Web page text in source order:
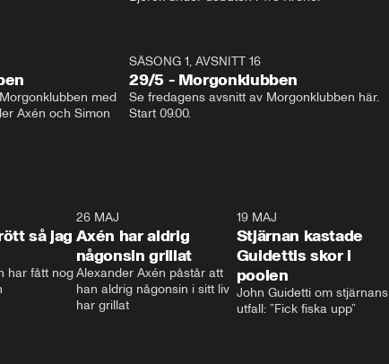
med
Axén och Simon
SÄSONG 1, AVSNITT 16
29/5 - Morgonklubben
Se fredagens avsnitt av Morgonklubben här.
så jag
har fått nog
26 MAJ
Axén har aldrig
någonsin grillat
Alexander Axén påstår att
han aldrig någonsin i sitt liv
har grillat
19 MAJ
Stjärnan kastade
Guidettis skor i
poolen
John Guidetti om stjärnans
utfall: ”Fick fiska upp”